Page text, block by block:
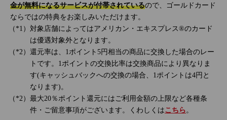
金が無料になるサービスが付帯されているので、ゴールドカード
ならではの特典をお楽しみいただけます。
対象店舗によってはアメリカン・エキスプレス®のカード
は優遇対象外となります。
還元率は、1ポイント5円相当の商品に交換した場合のレー
トです。1ポイントの交換比率は交換商品により異なりま
す(キャッシュバックへの交換の場合、1ポイントは4円と
なります)。
最大20％ポイント還元にはご利用金額の上限など各種条
件・ご留意事項がございます。くわしくはこちら。